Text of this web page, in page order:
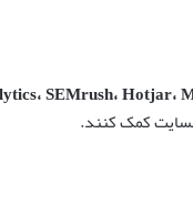
،SEMrush،Hotjar،
کمک کنند.